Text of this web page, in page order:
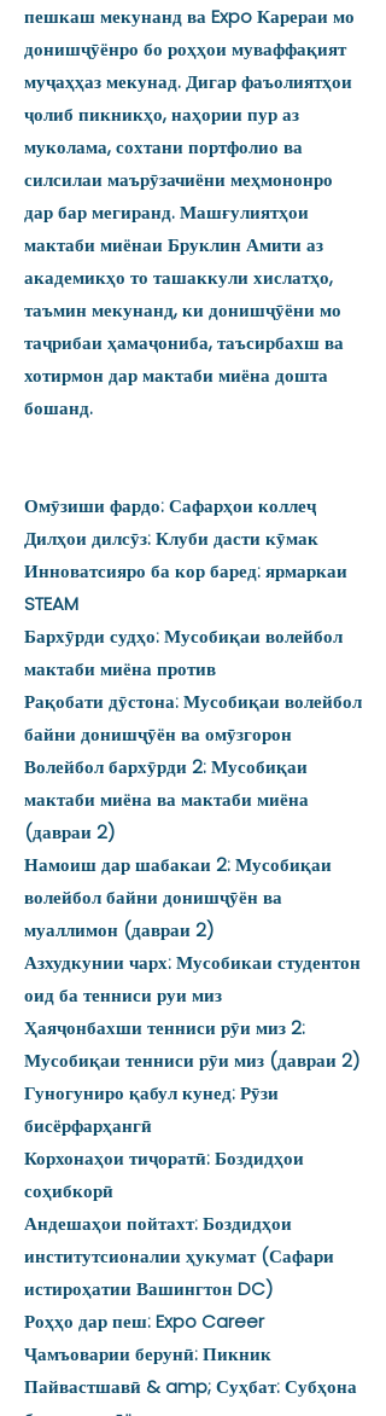
пешкаш мекунанд ва Expo Карераи мо
донишҷӯёнро бо роҳҳои муваффақият
муҷаҳҳаз мекунад. Дигар фаъолиятҳои
ҷолиб пикникҳо, наҳории пур аз
муколама, сохтани портфолио ва
силсилаи маърӯзачиёни меҳмононро
дар бар мегиранд. Машғулиятҳои
мактаби миёнаи Бруклин Амити аз
академикҳо то ташаккули хислатҳо,
таъмин мекунанд, ки донишҷӯёни мо
таҷрибаи ҳамаҷониба, таъсирбахш ва
хотирмон дар мактаби миёна дошта
бошанд.
Омӯзиши фардо: Сафарҳои коллеҷ
Дилҳои дилсӯз: Клуби дасти кӯмак
Инноватсияро ба кор баред: ярмаркаи
STEAM
Бархӯрди судҳо: Мусобиқаи волейбол
мактаби миёна против
Рақобати дӯстона: Мусобиқаи волейбол
байни донишҷӯён ва омӯзгорон
Волейбол бархӯрди 2: Мусобиқаи
мактаби миёна ва мактаби миёна
(давраи 2)
Намоиш дар шабакаи 2: Мусобиқаи
волейбол байни донишҷӯён ва
муаллимон (давраи 2)
Азхудкунии чарх: Мусобикаи студентон
оид ба тенниси руи миз
Ҳаяҷонбахши тенниси рӯи миз 2:
Мусобиқаи тенниси рӯи миз (давраи 2)
Гуногуниро қабул кунед: Рӯзи
бисёрфарҳангӣ
Корхонаҳои тиҷоратӣ: Боздидҳои
соҳибкорӣ
Андешаҳои пойтахт: Боздидҳои
институтсионалии ҳукумат (Сафари
истироҳатии Вашингтон DC)
Роҳҳо дар пеш: Expo Career
Ҷамъоварии берунӣ: Пикник
Пайвастшавӣ & amp; Суҳбат: Субҳона